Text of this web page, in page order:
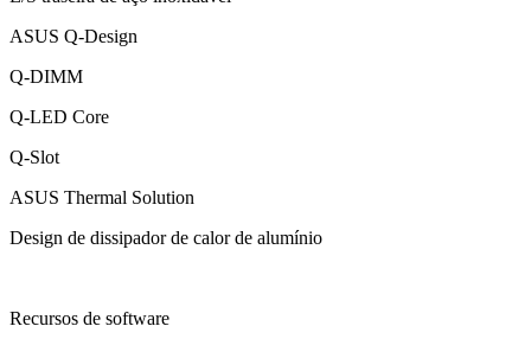
ASUS Q-Design
Q-DIMM
Q-LED Core
Q-Slot
ASUS Thermal Solution
Design de dissipador de calor de alumínio
Recursos de software